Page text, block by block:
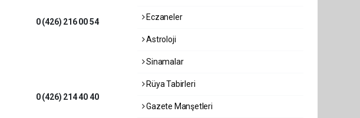
0 (426) 216 00 54
0 (426) 214 40 40
Eczaneler
Astroloji
Sinamalar
Rüya Tabirleri
Gazete Manşetleri